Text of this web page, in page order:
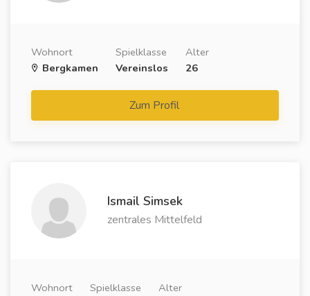
Wohnort
Bergkamen
Spielklasse
Vereinslos
Alter
26
Zum Profil
Ismail Simsek
zentrales Mittelfeld
Wohnort
Spielklasse
Alter